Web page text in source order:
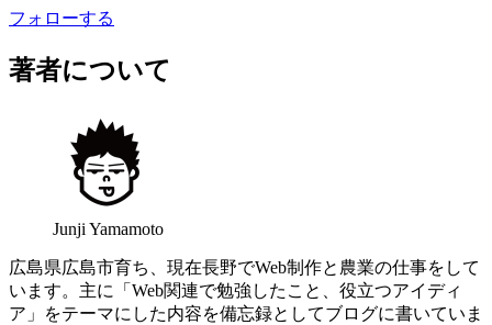
フォローする
著者について
Junji Yamamoto
広島県広島市育ち、現在長野でWeb制作と農業の仕事をして
います。主に「Web関連で勉強したこと、役立つアイディ
ア」をテーマにした内容を備忘録としてブログに書いていま